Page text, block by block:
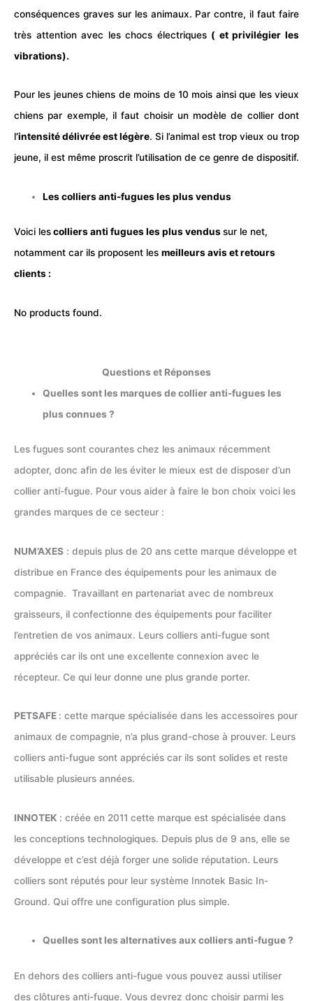
conséquences graves sur les animaux. Par contre, il faut faire
très attention avec les chocs électriques ( et privilégier les
vibrations).
Pour les jeuneschiens de moins de 10 mois ainsi que les vieux
chiens par exemple, il faut choisir un modèle de collier dont
l’intensité délivrée est légère. Si l’animal est trop vieux ou trop
jeune, il est même proscrit l’utilisation de ce genre de dispositif.
Les colliers anti-fugues les plus vendus
Voici lescolliers anti fugues les plus vendussur le net,
notamment car ils proposent les meilleurs avis et retours
clients :
No products found.
Questions et Réponses
Quelles sont les marques de collier anti-fugues les
plus connues ?
Les fugues sont courantes chez les animaux récemment
adopter, donc afin de les éviter le mieux est de disposer d’un
collier anti-fugue. Pour vous aider à faire le bon choix voici les
grandes marques de ce secteur :
NUM’AXES : depuis plus de 20 ans cette marque développe et
distribue en France des équipements pour les animaux de
compagnie. Travaillant en partenariat avec de nombreux
graisseurs, il confectionne des équipements pour faciliter
l’entretien de vos animaux. Leurs colliers anti-fugue sont
appréciés car ils ont une excellente connexion avec le
récepteur. Ce qui leur donne une plus grande porter.
PETSAFE : cette marque spécialisée dans les accessoires pour
animaux de compagnie, n’a plus grand-chose à prouver. Leurs
colliers anti-fugue sont appréciés car ils sont solides et reste
utilisable plusieurs années.
INNOTEK : créée en 2011 cette marque est spécialisée dans
les conceptions technologiques. Depuis plus de 9 ans, elle se
développe et c’est déjà forger une solide réputation. Leurs
colliers sont réputés pour leur système Innotek Basic In-
Ground. Qui offre une configuration plus simple.
Quelles sont les alternatives aux colliers anti-fugue ?
En dehors des colliers anti-fugue vous pouvez aussi utiliser
des clôtures anti-fugue. Vous devrez donc choisir parmi les